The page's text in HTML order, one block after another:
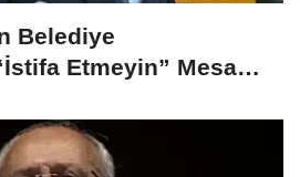
Belediye
Etmeyin” Mesajı: